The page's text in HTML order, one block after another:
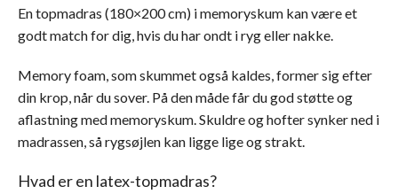
En topmadras (180×200 cm) i memoryskum kan være et
godt match for dig, hvis du har ondt i ryg eller nakke.
Memory foam, som skummet også kaldes, former sig efter
din krop, når du sover. På den måde får du god støtte og
aflastning med memoryskum. Skuldre og hofter synker ned i
madrassen, så rygsøjlen kan ligge lige og strakt.
Hvad er en latex-topmadras?